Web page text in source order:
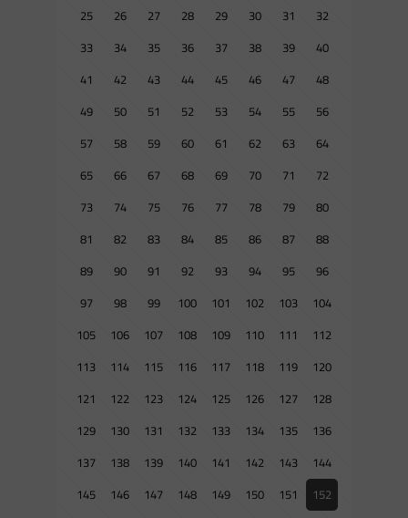
25
26 27 28 29 30 31
32
33
34 35 36 37 38 39
40
41
42 43 44 45 46 47
48
49
50 51 52 53 54 55
56
57
58 59 60 61 62 63
64
65
66 67 68 69 70 71
72
73
74 75 76 77 78 79
80
81
82 83 84 85 86 87
88
89
90 91 92 93 94 95
96
97
98 99 100 101 102 103
104
105
106 107 108 109 110 111
112
113
114 115 116 117 118 119
120
121
122 123 124 125 126 127
128
129
130 131 132 133 134 135
136
137
138 139 140 141 142 143
144
145
146 147 148 149 150 151
152